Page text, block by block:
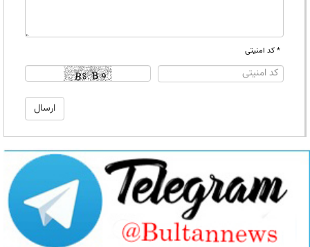
* کد امنیتی